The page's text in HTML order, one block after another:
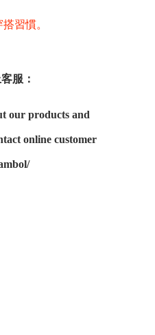
習慣。
服：
our products and
online customer